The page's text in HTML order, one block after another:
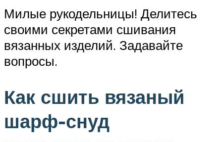
Милые рукодельницы! Делитесь
своими секретами сшивания
вязанных изделий. Задавайте
вопросы.
Как сшить вязаный
шарф-снуд